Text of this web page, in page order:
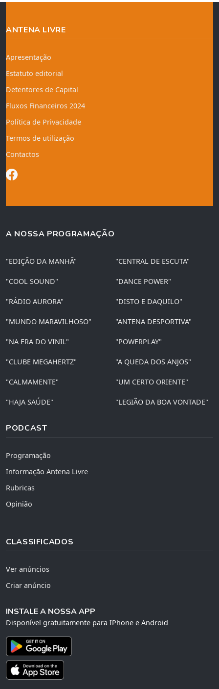
ANTENA LIVRE
Apresentação
Estatuto editorial
Detentores de Capital
Fluxos Financeiros 2024
Política de Privacidade
Termos de utilização
Contactos
A NOSSA PROGRAMAÇÃO
"EDIÇÃO DA MANHÃ" "CENTRAL DE ESCUTA"
"COOL SOUND" "DANCE POWER"
"RÁDIO AURORA" "DISTO E DAQUILO"
"MUNDO MARAVILHOSO" "ANTENA DESPORTIVA"
"NA ERA DO VINIL" "POWERPLAY"
"CLUBE MEGAHERTZ" "A QUEDA DOS ANJOS"
"CALMAMENTE" "UM CERTO ORIENTE"
"HAJA SAÚDE" "LEGIÃO DA BOA VONTADE"
PODCAST
Programação
Informação Antena Livre
Rubricas
Opinião
CLASSIFICADOS
Ver anúncios
Criar anúncio
INSTALE A NOSSA APP
Disponível gratuitamente para IPhone e Android